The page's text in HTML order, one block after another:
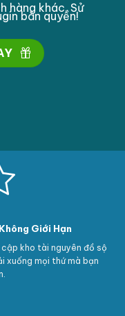
hàng khác. Sử
bản quyền!
Giới Hạn
cập kho tài nguyên đồ sộ
xuống mọi thứ mà bạn